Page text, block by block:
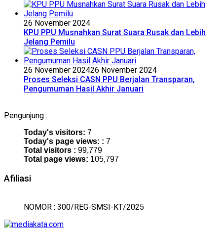
26 November 2024
KPU PPU Musnahkan Surat Suara Rusak dan Lebih
Jelang Pemilu
26 November 202426 November 2024
Proses Seleksi CASN PPU Berjalan Transparan,
Pengumuman Hasil Akhir Januari
Pengunjung :
Today's visitors: 7
Today's page views: : 7
Total visitors : 99,779
Total page views: 105,797
Afiliasi
NOMOR : 300/REG-SMSI-KT/2025